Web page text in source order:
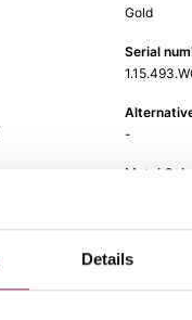
Details
Gold
Serial
-
Metal Color
Gem Type
Diamond
Size